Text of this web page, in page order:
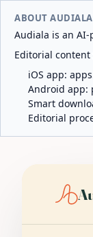
ABOUT AUDIALA
Audiala is an
Editorial
iOS app:
Android app:
Smart
Editorial